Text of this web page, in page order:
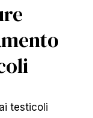
testicoli